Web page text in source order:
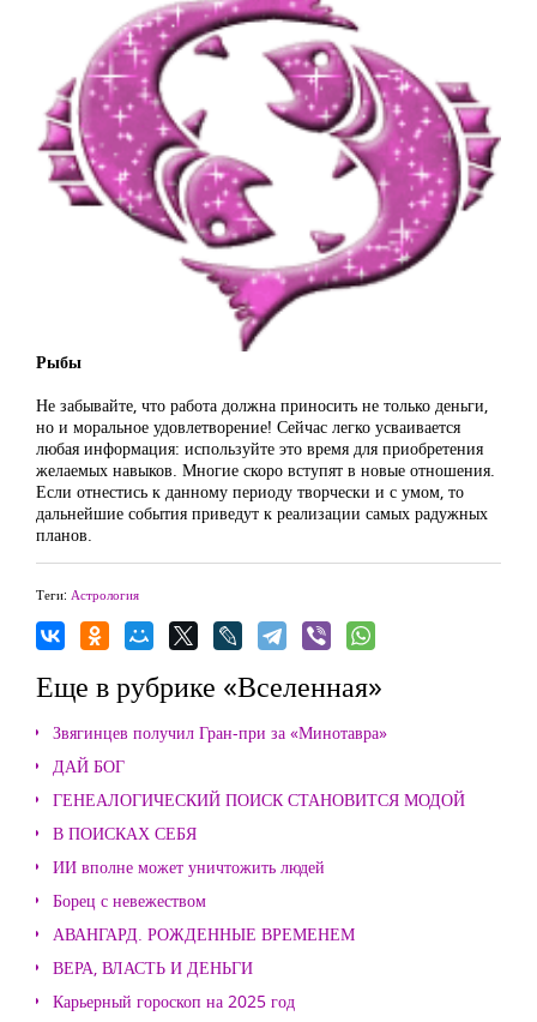
Рыбы
Не забывайте, что работа должна приносить не только деньги,
но и моральное удовлетворение! Сейчас легко усваивается
любая информация: используйте это время для приобретения
желаемых навыков. Многие скоро вступят в новые отношения.
Если отнестись к данному периоду творчески и с умом, то
дальнейшие события приведут к реализации самых радужных
планов.
Теги: Астрология
Еще в рубрике «Вселенная»
Звягинцев получил Гран-при за «Минотавра»
ДАЙ БОГ
ГЕНЕАЛОГИЧЕСКИЙ ПОИСК СТАНОВИТСЯ МОДОЙ
В ПОИСКАХ СЕБЯ
ИИ вполне может уничтожить людей
Борец с невежеством
АВАНГАРД. РОЖДЕННЫЕ ВРЕМЕНЕМ
ВЕРА, ВЛАСТЬ И ДЕНЬГИ
Карьерный гороскоп на 2025 год